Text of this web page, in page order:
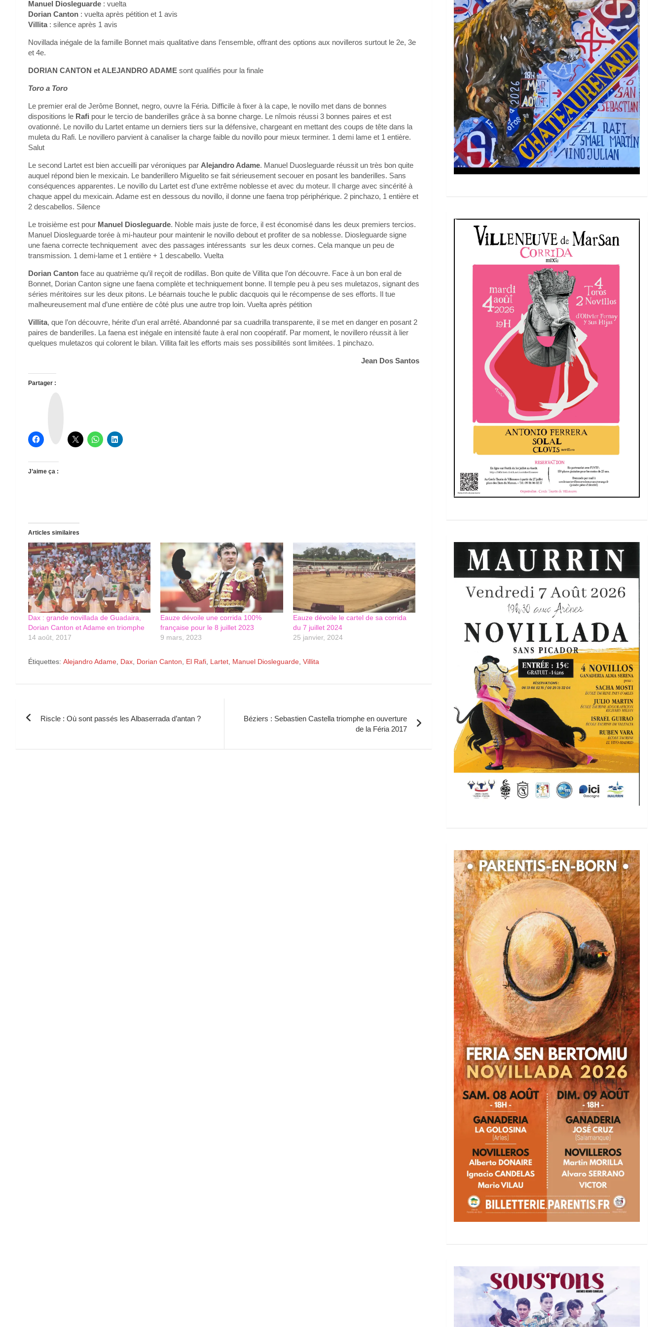
Manuel Diosleguarde : vuelta
Dorian Canton : vuelta après pétition et 1 avis
Villita: silence après 1 avis
Novillada inégale de la famille Bonnet mais qualitative dans l’ensemble, offrant des options aux novilleros surtout le 2e, 3e
et 4e.
DORIAN CANTON et ALEJANDRO ADAME sont qualifiés pour la finale
Toro a Toro
Le premier eral de Jerôme Bonnet, negro, ouvre la Féria. Difficile à fixer à la cape, le novillo met dans de bonnes
dispositions le Rafi pour le tercio de banderilles grâce à sa bonne charge. Le nîmois réussi 3 bonnes paires et est
ovationné. Le novillo du Lartet entame un derniers tiers sur la défensive, chargeant en mettant des coups de tête dans la
muleta du Rafi. Le novillero parvient à canaliser la charge faible du novillo pour mieux terminer. 1 demi lame et 1 entière.
Salut
Le second Lartet est bien accueilli par véroniques par Alejandro Adame. Manuel Duosleguarde réussit un très bon quite
auquel répond bien le mexicain. Le banderillero Miguelito se fait sérieusement secouer en posant les banderilles. Sans
conséquences apparentes. Le novillo du Lartet est d’une extrême noblesse et avec du moteur. Il charge avec sincérité à
chaque appel du mexicain. Adame est en dessous du novillo, il donne une faena trop périphérique. 2 pinchazo, 1 entière et
2 descabellos. Silence
Le troisième est pour Manuel Diosleguarde. Noble mais juste de force, il est économisé dans les deux premiers tercios.
Manuel Diosleguarde torée à mi-hauteur pour maintenir le novillo debout et profiter de sa noblesse. Diosleguarde signe
une faena correcte techniquement avec des passages intéressants sur les deux cornes. Cela manque un peu de
transmission. 1 demi-lame et 1 entière + 1 descabello. Vuelta
Dorian Canton face au quatrième qu’il reçoit de rodillas. Bon quite de Villita que l’on découvre. Face à un bon eral de
Bonnet, Dorian Canton signe une faena complète et techniquement bonne. Il temple peu à peu ses muletazos, signant des
séries méritoires sur les deux pitons. Le béarnais touche le public dacquois qui le récompense de ses efforts. Il tue
malheureusement mal d’une entière de côté plus une autre trop loin. Vuelta après pétition
Villita, que l’on découvre, hérite d’un eral arrêté. Abandonné par sa cuadrilla transparente, il se met en danger en posant 2
paires de banderilles. La faena est inégale en intensité faute à eral non coopératif. Par moment, le novillero réussit à lier
quelques muletazos qui colorent le bilan. Villita fait les efforts mais ses possibilités sont limitées. 1 pinchazo.
Jean Dos Santos
Partager :
J’aime ça :
Articles similaires
Dax : grande novillada de Guadaira,
Dorian Canton et Adame en triomphe
14 août, 2017
Eauze dévoile une corrida 100%
française pour le 8 juillet 2023
9 mars, 2023
Eauze dévoile le cartel de sa corrida
du 7 juillet 2024
25 janvier, 2024
Étiquettes: Alejandro Adame Dax Dorian Canton El Rafi Lartet Manuel Diosleguarde Villita
l’article
Riscle : Où sont passés les Albaserrada d’antan ?
Béziers : Sebastien Castella triomphe en ouverture
de la Féria 2017